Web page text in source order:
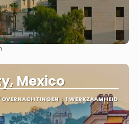
Mexico
OVERNACHTINGEN 1 WERKZAAMHEID